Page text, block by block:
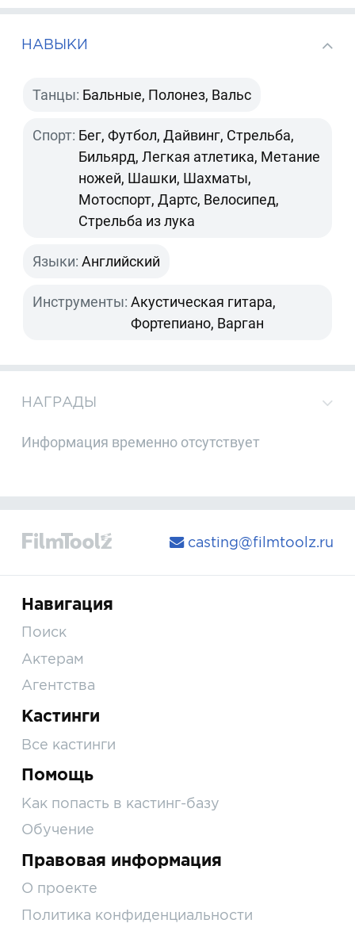
НАВЫКИ
Танцы: Бальные, Полонез, Вальс
Спорт: Бег, Футбол, Дайвинг, Стрельба,
Бильярд, Легкая атлетика, Метание
ножей, Шашки, Шахматы,
Мотоспорт, Дартс, Велосипед,
Стрельба из лука
Языки: Английский
Инструменты: Акустическая гитара,
Фортепиано, Варган
НАГРАДЫ
Информация временно отсутствует
casting@filmtoolz.ru
Навигация
Поиск
Актерам
Агентства
Кастинги
Все кастинги
Помощь
Как попасть в кастинг-базу
Обучение
Правовая информация
О проекте
Политика конфиденциальности